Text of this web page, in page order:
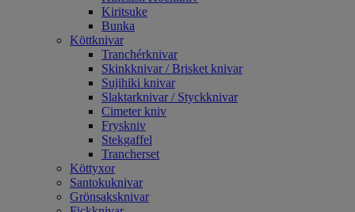
Kiritsuke
Bunka
Köttknivar
Tranchérknivar
Skinkknivar / Brisket knivar
Sujihiki knivar
Slaktarknivar / Styckknivar
Cimeter kniv
Fryskniv
Stekgaffel
Trancherset
Köttyxor
Santokuknivar
Grönsaksknivar